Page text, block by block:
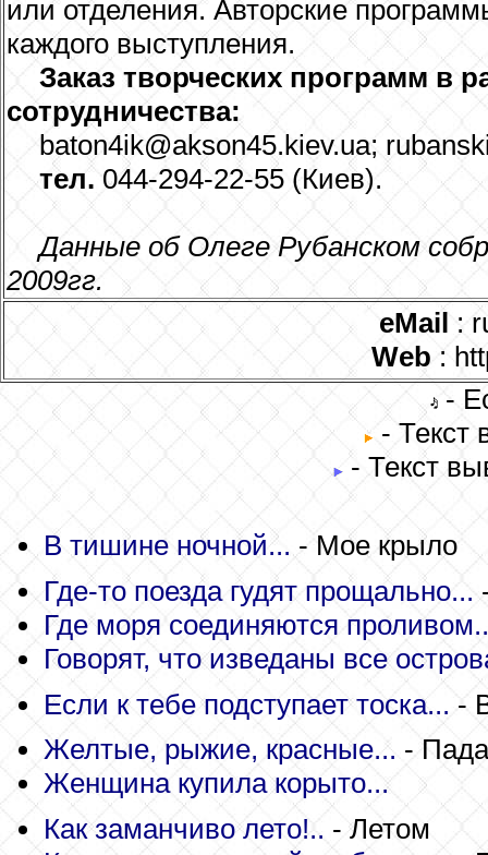
или отделения. Авторские
каждого выступления.
Заказ творческих программ в
сотрудничества:
baton4ik@akson45.kiev.ua;
тел. 044-294-22-55 (Киев).
Данные об Олеге Рубанском
2009гг.
eMail :
Web :
-
- Текст
- Текст
В тишине ночной...- Мое крыло
Где-то поезда гудят прощально...
Где моря соединяются
Говорят, что изведаны все
Если к тебе подступает тоска... -
Желтые, рыжие, красные... -
Женщина купила корыто...
Как заманчиво лето!.. - Летом